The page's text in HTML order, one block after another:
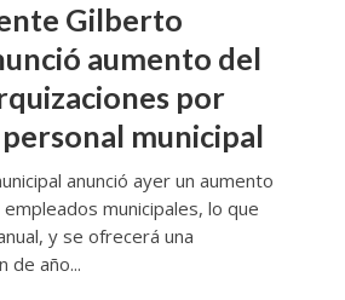
Gilberto
aumento del
por
municipal
anunció ayer un aumento
municipales, lo que
y se ofrecerá una
de año...